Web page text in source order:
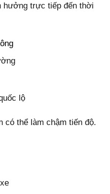
trực tiếp đến thời
lộ
thể làm chậm tiến độ.